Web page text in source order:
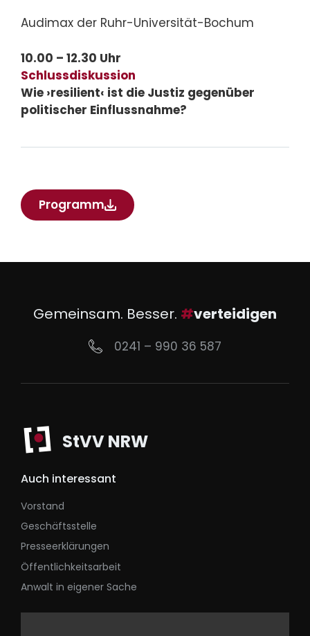
Audimax der Ruhr-Universität-Bochum
10.00 – 12.30 Uhr
Schlussdiskussion
Wie ›resilient‹ ist die Justiz gegenüber
politischer Einflussnahme?
Programm
Gemeinsam. Besser. #verteidigen
0241 – 990 36 587
StVV NRW
Auch interessant
Vorstand
Geschäftsstelle
Presseerklärungen
Öffentlichkeitsarbeit
Anwalt in eigener Sache